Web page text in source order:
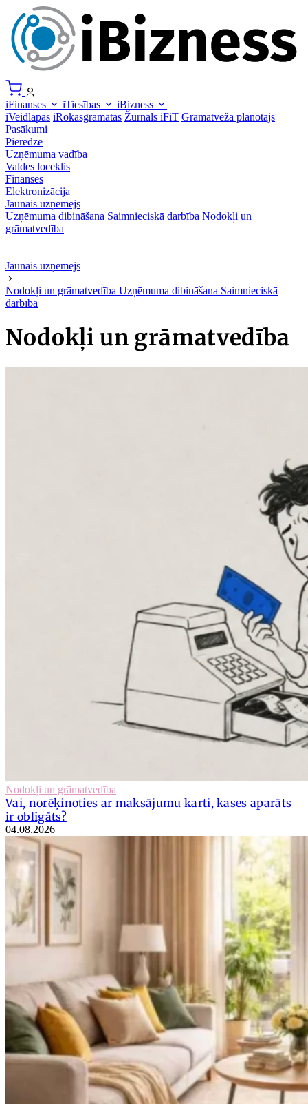
iFinanses iTiesības
iBizness
iVeidlapas iRokasgrāmatas Žurnāls iFiT Grāmatveža plānotājs
Pasākumi
Pieredze
Uzņēmuma vadība
Valdes loceklis
Finanses
Elektronizācija
Jaunais uzņēmējs
Uzņēmuma dibināšana Saimnieciskā darbība Nodokļi un
grāmatvedība
Jaunais uzņēmējs
Nodokļi un grāmatvedība Uzņēmuma dibināšana Saimnieciskā
darbība
Nodokļi un grāmatvedība
Nodokļi un grāmatvedība
Vai, norēķinoties ar maksājumu karti, kases aparāts
ir obligāts?
04.08.2026